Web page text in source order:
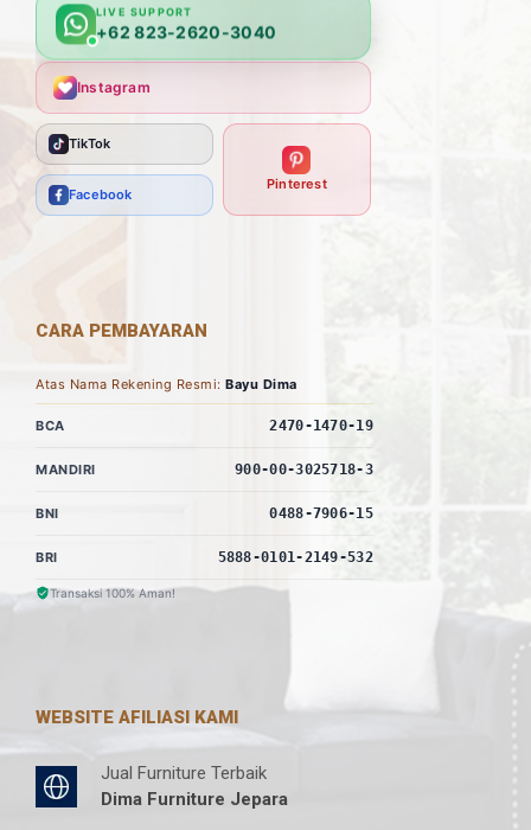
LIVE SUPPORT
+62 823-2620-3040
Instagram
TikTok
Facebook
Pinterest
CARA PEMBAYARAN
Atas Nama Rekening Resmi: Bayu Dima
BCA 2470-1470-19
MANDIRI 900-00-3025718-3
BNI 0488-7906-15
BRI 5888-0101-2149-532
Transaksi 100% Aman!
WEBSITE AFILIASI KAMI
Jual Furniture Terbaik
Dima Furniture Jepara